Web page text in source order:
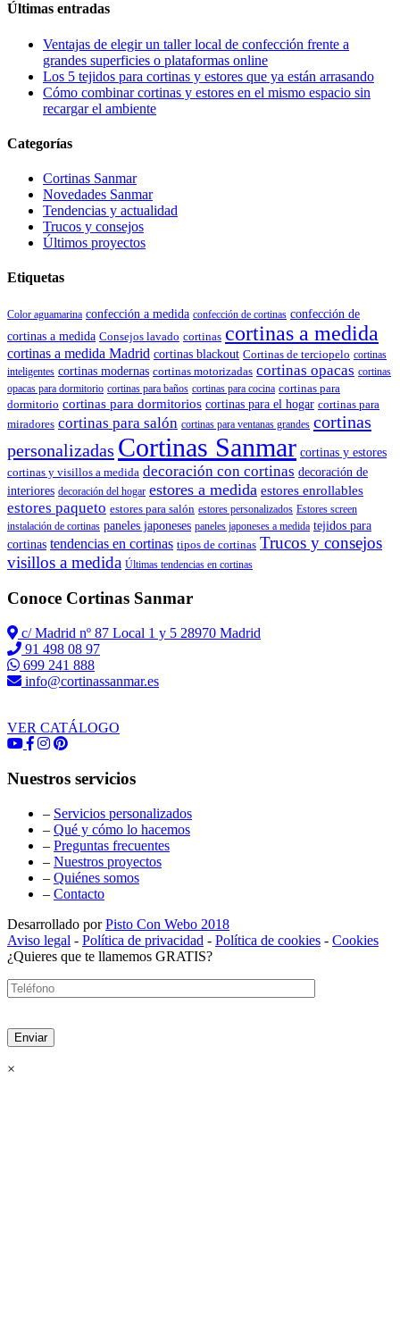
Últimas entradas
Ventajas de elegir un taller local de confección frente a
grandes superficies o plataformas online
Los 5 tejidos para cortinas y estores que ya están arrasando
Cómo combinar cortinas y estores en el mismo espacio sin
recargar el ambiente
Categorías
Cortinas Sanmar
Novedades Sanmar
Tendencias y actualidad
Trucos y consejos
Últimos proyectos
Etiquetas
Color aguamarina confección a medida confección de cortinas confección de
cortinas a medida Consejos lavado cortinas cortinas a medida
cortinas a medida Madrid cortinas blackout Cortinas de terciopelo cortinas
inteligentes cortinas modernas cortinas motorizadas cortinas opacas cortinas
opacas para dormitorio cortinas para baños cortinas para cocina cortinas para
dormitorio cortinas para dormitorios cortinas para el hogar cortinas para
miradores cortinas para salón cortinas para ventanas grandes cortinas
personalizadas Cortinas Sanmar cortinas y estores
cortinas y visillos a medida decoración con cortinas decoración de
interiores decoración del hogar estores a medida estores enrollables
estores paqueto estores para salón estores personalizados Estores screen
instalación de cortinas paneles japoneses paneles japoneses a medida tejidos para
cortinas tendencias en cortinas tipos de cortinas Trucos y consejos
visillos a medida Últimas tendencias en cortinas
Conoce Cortinas Sanmar
c/ Madrid nº 87 Local 1 y 5 28970 Madrid
91 498 08 97
699 241 888
info@cortinassanmar.es
VER CATÁLOGO
Nuestros servicios
– Servicios personalizados
– Qué y cómo lo hacemos
– Preguntas frecuentes
– Nuestros proyectos
– Quiénes somos
– Contacto
Desarrollado porPisto Con Webo 2018
Aviso legal - Política de privacidad - Política de cookies - Cookies
¿Quieres que te llamemos GRATIS?
×